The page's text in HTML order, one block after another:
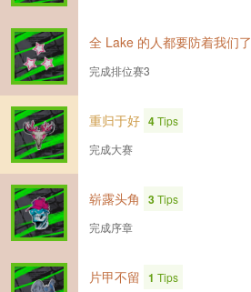
全 Lake 的人都要防着我们了
完成排位赛3
重归于好 4Tips
完成大赛
崭露头角 3Tips
完成序章
片甲不留 1 Tips